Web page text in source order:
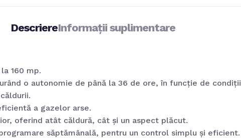
DescriereInformații suplimentare
160 mp.
o autonomie de până la 36 de ore, în funcție de
a gazelor arse.
oferind atât căldură, cât și un aspect plăcut.
săptămânală, pentru un control simplu și eficient.